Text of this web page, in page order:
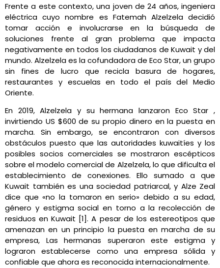
Frente a este contexto, una joven de 24 años, ingeniera
eléctrica cuyo nombre es Fatemah Alzelzela decidió
tomar acción e involucrarse en la búsqueda de
soluciones frente al gran problema que impacta
negativamente en todos los ciudadanos de Kuwait y del
mundo. Alzelzela es la cofundadora de Eco Star, un grupo
sin fines de lucro que recicla basura de hogares,
restaurantes y escuelas en todo el país del Medio
Oriente.
En 2019, Alzelzela y su hermana lanzaron Eco Star ,
invirtiendo US $600 de su propio dinero en la puesta en
marcha. Sin embargo, se encontraron con diversos
obstáculos puesto que las autoridades kuwaitíes y los
posibles socios comerciales se mostraron escépticos
sobre el modelo comercial de Alzelzela, lo que dificulta el
establecimiento de conexiones. Ello sumado a que
Kuwait también es una sociedad patriarcal, y Alze Zeal
dice que «no la tomaron en serio» debido a su edad,
género y estigma social en torno a la recolección de
residuos en Kuwait [1]. A pesar de los estereotipos que
amenazan en un principio la puesta en marcha de su
empresa, Las hermanas superaron este estigma y
lograron establecerse como una empresa sólida y
confiable que ahora es reconocida internacionalmente.